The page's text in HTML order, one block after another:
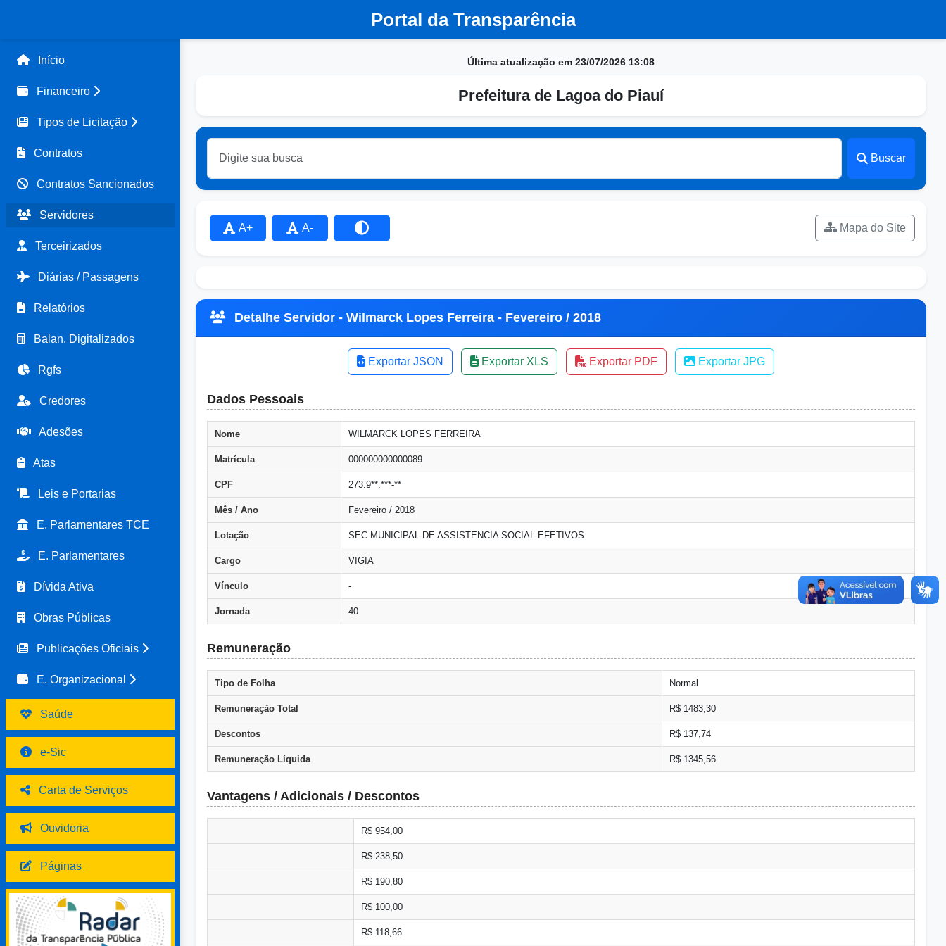
Portal da Transparência
Início
Financeiro
Tipos de Licitação
Contratos
Contratos Sancionados
Servidores
Terceirizados
Diárias / Passagens
Relatórios
Balan. Digitalizados
Rgfs
Credores
Adesões
Atas
Leis e Portarias
E. Parlamentares TCE
E. Parlamentares
Dívida Ativa
Obras Públicas
Publicações Oficiais
E. Organizacional
Saúde
e-Sic
Carta de Serviços
Ouvidoria
Páginas
Última atualização em 23/07/2026 13:08
Prefeitura de Lagoa do Piauí
Buscar
A+ A- Mapa do Site
Detalhe Servidor - Wilmarck Lopes Ferreira - Fevereiro / 2018
Exportar JSON Exportar XLS Exportar PDF Exportar JPG
Dados Pessoais
Nome WILMARCK LOPES FERREIRA
Matrícula 000000000000089
CPF 273.9**.***-**
Mês / Ano Fevereiro / 2018
Lotação SEC MUNICIPAL DE ASSISTENCIA SOCIAL EFETIVOS
Cargo VIGIA
Vínculo -
Jornada 40
Remuneração
Tipo de Folha Normal
Remuneração Total R$ 1483,30
Descontos R$ 137,74
Remuneração Líquida R$ 1345,56
Vantagens / Adicionais / Descontos
R$ 954,00
R$ 238,50
R$ 190,80
R$ 100,00
R$ 118,66